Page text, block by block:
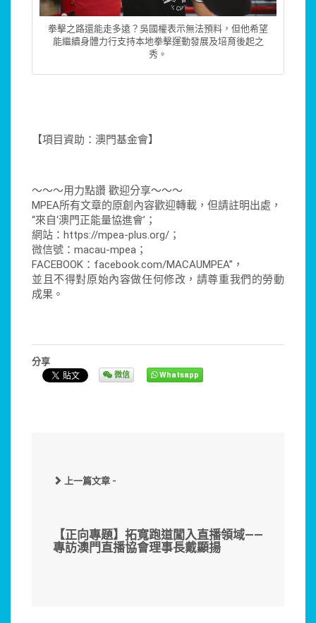
拳擊之路還能走多遠？吳國權表示無法預料，但他希望
能繼續身體力行支持本地拳擊運動發展及培育後起之
秀。
【項目資助：澳門基金會】
～～～用力點讚 歡迎分享～～～
MPEA所有文章的原創內容歡迎轉載，但請註明出處，
“來自‘澳門正能量協進會’；
網站：https://mpea-plus.org/；
微信號：macau-mpea；
FACEBOOK：facebook.com/MACAUMPEA”，
並且不得對原始內容做任何修改，請尊重我們的勞動
成果。
分享
微信 Whatsapp
上一篇文章 -
【正向專題】拓寬跑道闖入直播領域——
專訪澳門直播協會理事長戴顯揚